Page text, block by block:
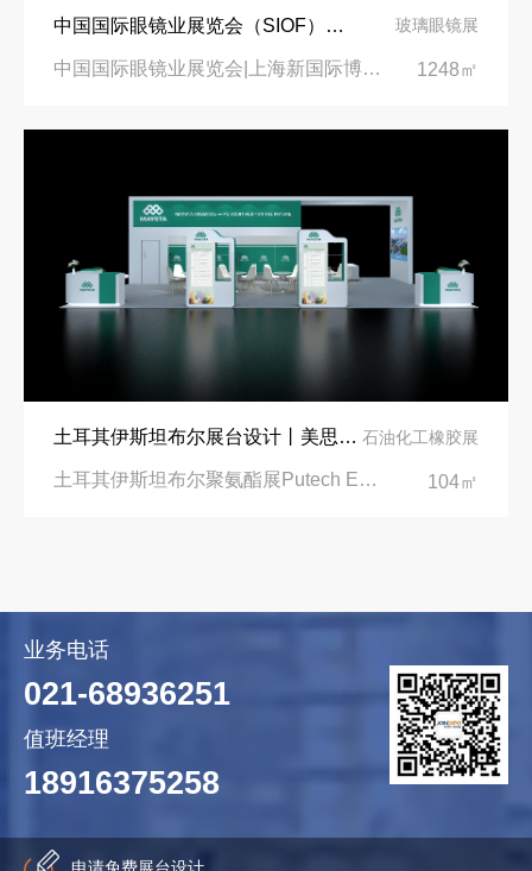
中国国际眼镜业展览会（SIOF）‌展台设计搭建-眼镜业巨头依视路陆逊梯卡 玻璃眼镜展
中国国际眼镜业展览会|上海新国际博览中心‌ 1248㎡
土耳其伊斯坦布尔展台设计丨美思德创新产品，打造聚氨酯行业标杆 石油化工橡胶展
土耳其伊斯坦布尔聚氨酯展Putech Eurasia|土耳其国际会展中心 104㎡
业务电话
021-68936251
值班经理
18916375258